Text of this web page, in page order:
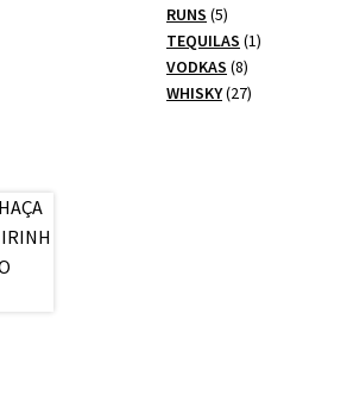
RUNS 55
produtos
TEQUILAS 11
VODKAS 88
produtos
WHISKY 2727